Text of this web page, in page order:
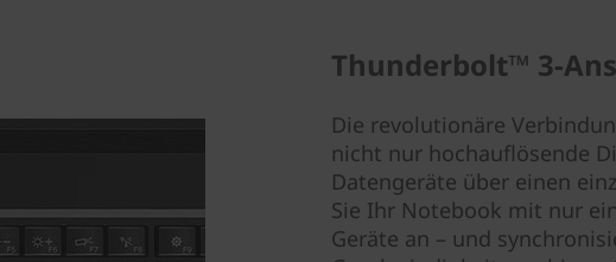
Thunderbolt™ 3-
Die revolutionäre
nicht nur hochauflösende
Datengeräte über einen
Sie Ihr Notebook mit nur
Geräte an – und